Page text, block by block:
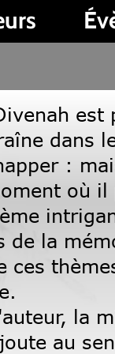
poète et
que lui
il partait ?
et
dans
en